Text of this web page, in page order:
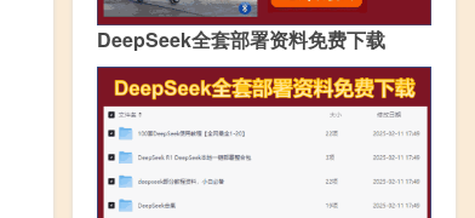
DeepSeek全套部署资料免费下载